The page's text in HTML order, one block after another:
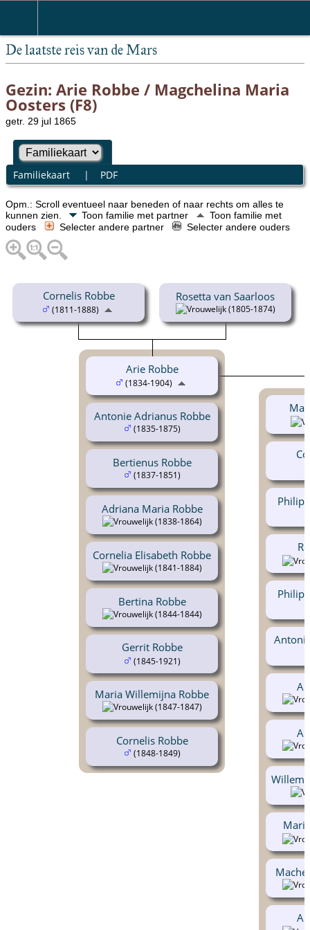
De laatste reis van de Mars
Gezin: Arie Robbe / Magchelina Maria
Oosters (F8)
getr. 29 jul 1865
Familiekaart | PDF
Opm.: Scroll eventueel naar beneden of naar rechts om alles te
kunnen zien.
Toon familie met partner
Toon familie met
ouders
Selecter andere partner Selecter andere ouders
Cornelis Robbe
(1811-1888)
Rosetta van Saarloos
(1805-1874)
Antonie Adrianus Robbe
(1835-1875)
Bertienus Robbe
(1837-1851)
Adriana Maria Robbe
(1838-1864)
Cornelia Elisabeth Robbe
(1841-1884)
Bertina Robbe
(1844-1844)
Gerrit Robbe
(1845-1921)
Maria Willemijna Robbe
(1847-1847)
Cornelis Robbe
(1848-1849)
Arie Robbe
(1834-1904)